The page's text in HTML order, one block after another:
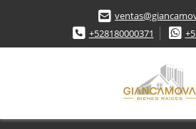
+528180000371